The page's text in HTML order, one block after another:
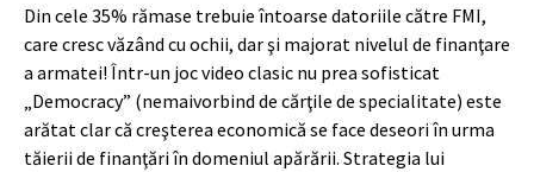
Din cele 35% rămase trebuie întoarse datoriile către FMI,
care cresc văzând cu ochii, dar şi majorat nivelul de finanţare
a armatei! Într-un joc video clasic nu prea sofisticat
„Democracy” (nemaivorbind de cărţile de specialitate) este
arătat clar că creşterea economică se face deseori în urma
tăierii de finanţări în domeniul apărării. Strategia lui